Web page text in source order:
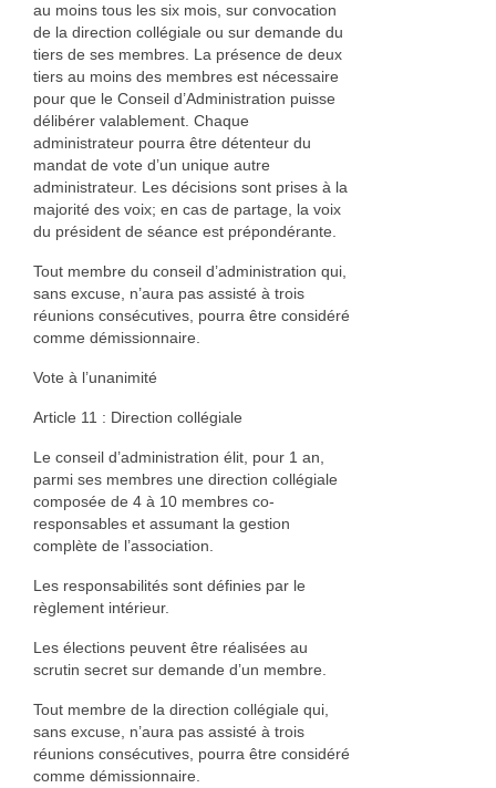
au moins tous les six mois, sur convocation
de la direction collégiale ou sur demande du
tiers de ses membres. La présence de deux
tiers au moins des membres est nécessaire
pour que le Conseil d’Administration puisse
délibérer valablement. Chaque
administrateur pourra être détenteur du
mandat de vote d’un unique autre
administrateur. Les décisions sont prises à la
majorité des voix; en cas de partage, la voix
du président de séance est prépondérante.
Tout membre du conseil d’administration qui,
sans excuse, n’aura pas assisté à trois
réunions consécutives, pourra être considéré
comme démissionnaire.
Vote à l’unanimité
Article 11 : Direction collégiale
Le conseil d’administration élit, pour 1 an,
parmi ses membres une direction collégiale
composée de 4 à 10 membres co-
responsables et assumant la gestion
complète de l’association.
Les responsabilités sont définies par le
règlement intérieur.
Les élections peuvent être réalisées au
scrutin secret sur demande d’un membre.
Tout membre de la direction collégiale qui,
sans excuse, n’aura pas assisté à trois
réunions consécutives, pourra être considéré
comme démissionnaire.